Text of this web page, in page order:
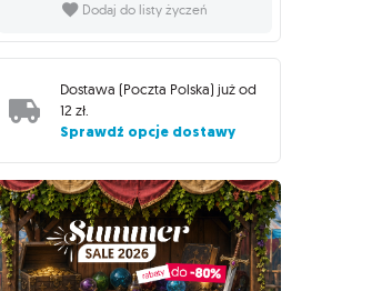
Dodaj do listy życzeń
Dostawa (Poczta Polska) już od
12 zł.
Sprawdź opcje dostawy